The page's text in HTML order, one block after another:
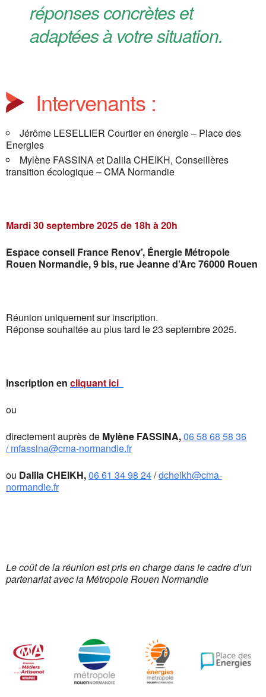
réponses concrètes et
adaptées à votre situation.
Intervenants :
Jérôme LESELLIER Courtier en énergie – Place des
Energies
Mylène FASSINA et Dalila CHEIKH, Conseillères
transition écologique – CMA Normandie
Mardi 30 septembre 2025 de 18h à 20h
Espace conseil France Renov’, Énergie Métropole
Rouen Normandie,9 bis, rue Jeanne d’Arc 76000 Rouen
Réunion uniquement sur inscription.
Réponse souhaitée au plus tard le 23 septembre 2025.
Inscription en cliquant ici
ou
directement auprès de Mylène FASSINA,06 58 68 58 36
/mfassina@cma-normandie.fr
ou Dalila CHEIKH,06 61 34 98 24/dcheikh@cma-
normandie.fr
Le coût de la réunion est pris en charge dans le cadre d’un
partenariat avec la Métropole Rouen Normandie